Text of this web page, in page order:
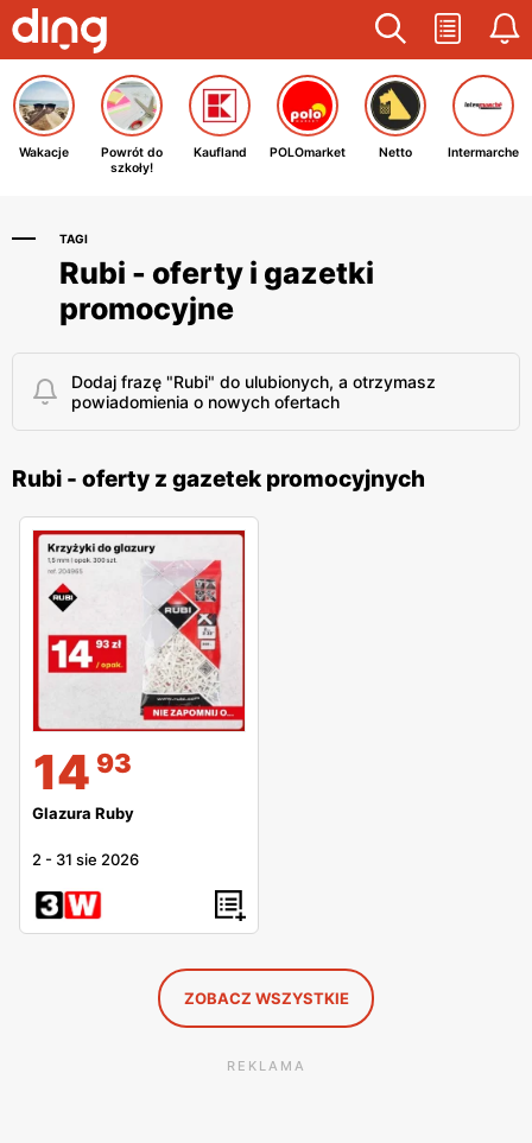
Wakacje
Powrót do
szkoły!
Kaufland POLOmarket Netto Intermarche
TAGI
Rubi - oferty i gazetki
promocyjne
Dodaj frazę "Rubi" do ulubionych, a otrzymasz
powiadomienia o nowych ofertach
Rubi - oferty z gazetek promocyjnych
14 93
Glazura Ruby
2 - 31 sie 2026
ZOBACZ WSZYSTKIE
REKLAMA